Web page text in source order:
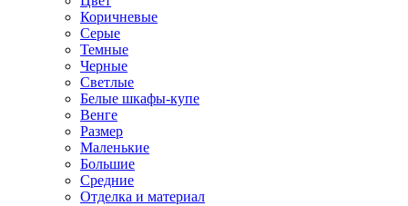
Коричневые
Серые
Темные
Черные
Светлые
Белые шкафы-купе
Венге
Размер
Маленькие
Большие
Средние
Отделка и материал